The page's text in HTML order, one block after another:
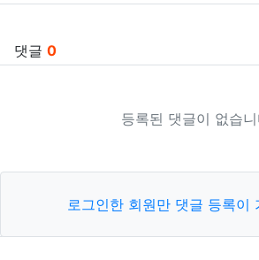
댓글 0
등록된 댓글이 없습
로그인한 회원만 댓글 등록이